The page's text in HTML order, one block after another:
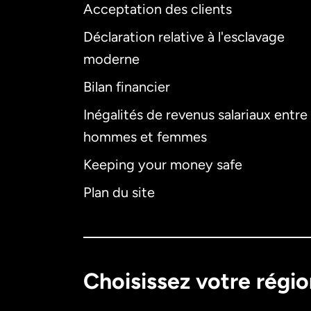
Acceptation des clients
Déclaration relative à l'esclavage
moderne
Bilan financier
Inégalités de revenus salariaux entre
hommes et femmes
Keeping your money safe
Plan du site
Choisissez votre